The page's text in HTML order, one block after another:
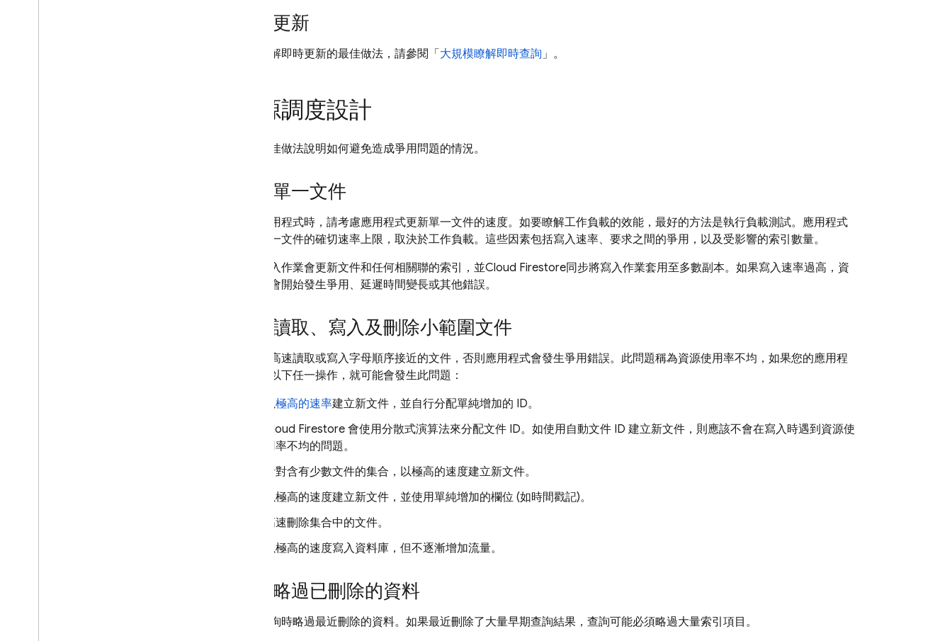
即時更新
如要瞭解即時更新的最佳做法，請參閱「 大規模瞭解即時查詢」。
資源調度設計
以下最佳做法說明如何避免造成爭用問題的情況。
更新單一文件
設計應用程式時，請考慮應用程式更新單一文件的速度。如要瞭解工作負載的效能，最好的方法是執行負載測試。應用程式
更新單一文件的確切速率上限，取決於工作負載。這些因素包括寫入速率、要求之間的爭用，以及受影響的索引數量。
文件寫入作業會更新文件和任何相關聯的索引，並Cloud Firestore同步將寫入作業套用至多數副本。如果寫入速率過高，資
料庫就會開始發生爭用、延遲時間變長或其他錯誤。
高速讀取、寫入及刪除小範圍文件
請避免高速讀取或寫入字母順序接近的文件，否則應用程式會發生爭用錯誤。此問題稱為資源使用率不均，如果您的應用程
式執行以下任一操作，就可能會發生此問題：
以極高的速率建立新文件，並自行分配單純增加的 ID。
Cloud Firestore 會使用分散式演算法來分配文件 ID。如使用自動文件 ID 建立新文件，則應該不會在寫入時遇到資源使
用率不均的問題。
針對含有少數文件的集合，以極高的速度建立新文件。
以極高的速度建立新文件，並使用單純增加的欄位 (如時間戳記)。
高速刪除集合中的文件。
以極高的速度寫入資料庫，但不逐漸增加流量。
避免略過已刪除的資料
避免查詢時略過最近刪除的資料。如果最近刪除了大量早期查詢結果，查詢可能必須略過大量索引項目。